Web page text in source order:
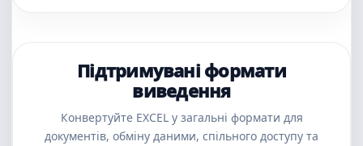
Підтримувані формати
виведення
Конвертуйте EXCEL у загальні формати для
документів, обміну даними, спільного доступу та